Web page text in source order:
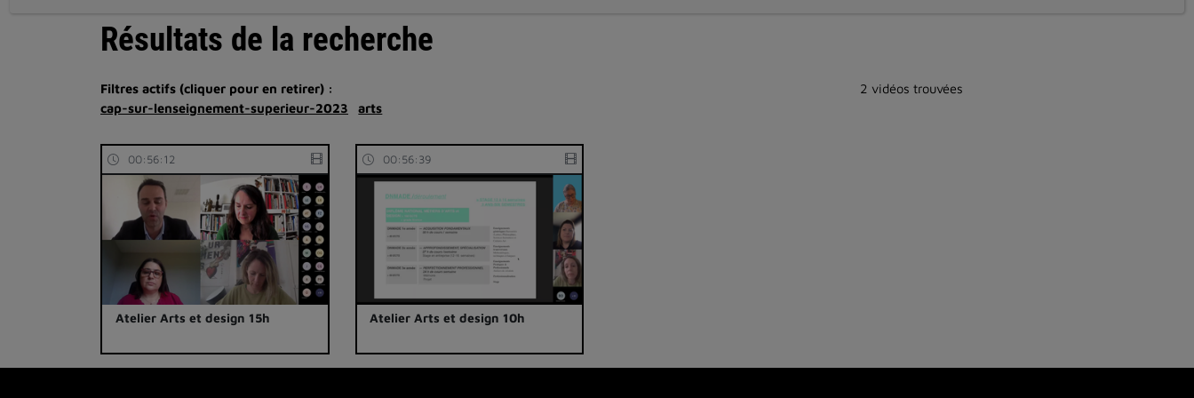
Résultats de la recherche
Filtres actifs (cliquer pour en retirer) :
cap-sur-lenseignement-superieur-2023
arts
2 vidéos trouvées
00:56:12
Atelier Arts et design 15h
00:56:39
Atelier Arts et design 10h